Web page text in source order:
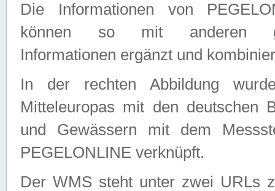
Die Informationen von
können so mit anderen
Informationen ergänzt und
In der rechten Abbildung
Mitteleuropas mit den deutschen
und Gewässern mit dem
PEGELONLINE verknüpft.
Der WMS steht unter zwei URLs